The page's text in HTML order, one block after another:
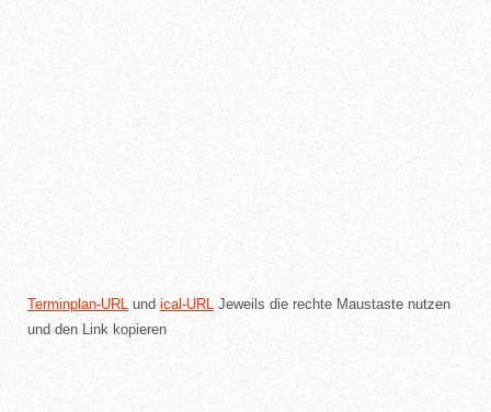
Terminplan-URL und ical-URL
Jeweils die rechte Maustaste nutzen
und den Link kopieren